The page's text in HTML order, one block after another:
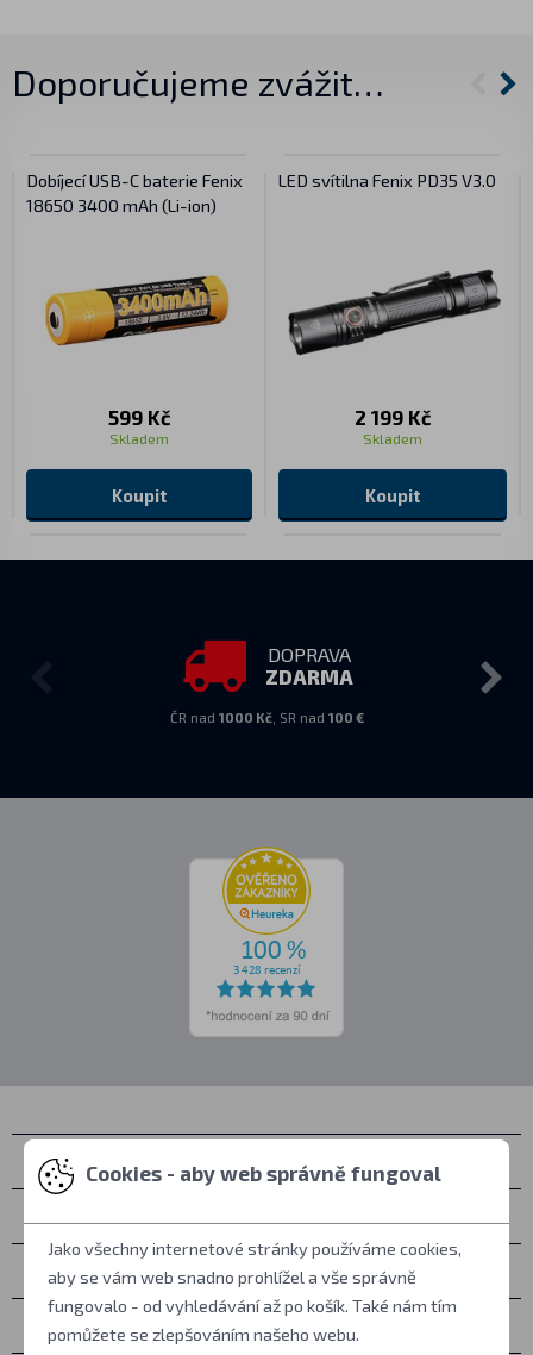
Doporučujeme zvážit…
Dobíjecí USB-C baterie Fenix
18650 3400 mAh (Li-ion)
599 Kč
Skladem
Koupit
LED svítilna Fenix PD35 V3.0
2 199 Kč
Skladem
Koupit
DOPRAVA
ZDARMA
ČR nad 1000 Kč, SR nad 100 €
Kontakty
Osobní vyzvednutí
Vše o nákupu
Další informace
Cookies - aby web správně fungoval
Jako všechny internetové stránky používáme cookies,
aby se vám web snadno prohlížel a vše správně
fungovalo - od vyhledávání až po košík. Také nám tím
pomůžete se zlepšováním našeho webu.